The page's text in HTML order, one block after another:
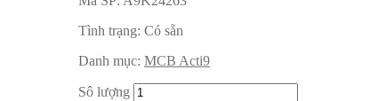
Tình trạng: Có sẵn
Danh mục: MCB Acti9
Sô lượng